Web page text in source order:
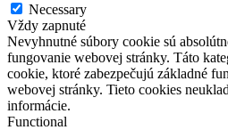
Necessary
Vždy zapnuté
Nevyhnutné súbory cookie sú
fungovanie webovej stránky. Táto
cookie, ktoré zabezpečujú základné
webovej stránky. Tieto cookies
informácie.
Functional